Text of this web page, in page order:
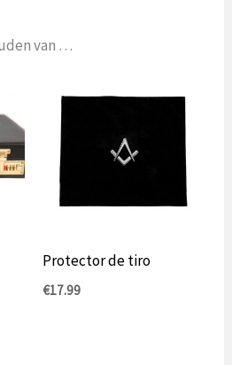
van …
Protector de tiro
€17.99